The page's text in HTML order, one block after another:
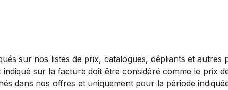
sur nos listes de prix, catalogues, dépliants et autres
sur la facture doit être considéré comme le prix
dans nos offres et uniquement pour la période